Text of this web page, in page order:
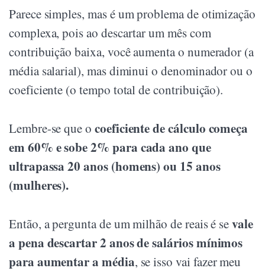
Parece simples, mas é um problema de otimização
complexa, pois ao descartar um mês com
contribuição baixa, você aumenta o numerador (a
média salarial), mas diminui o denominador ou o
coeficiente (o tempo total de contribuição).
Lembre-se que o coeficiente de cálculo começa
em 60% e sobe 2% para cada ano que
ultrapassa 20 anos (homens) ou 15 anos
(mulheres).
Então, a pergunta de um milhão de reais é sevale
a pena descartar 2 anos de salários mínimos
para aumentar a média, se isso vai fazer meu